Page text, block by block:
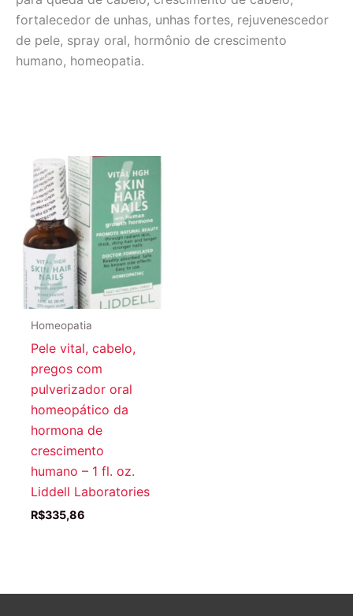
fortalecedor de unhas, unhas fortes, rejuvenescedor
de pele, spray oral, hormônio de crescimento
humano, homeopatia.
Homeopatia
Pele vital, cabelo,
pregos com
pulverizador oral
homeopático da
hormona de
crescimento
humano – 1 fl. oz.
Liddell Laboratories
R$335,86